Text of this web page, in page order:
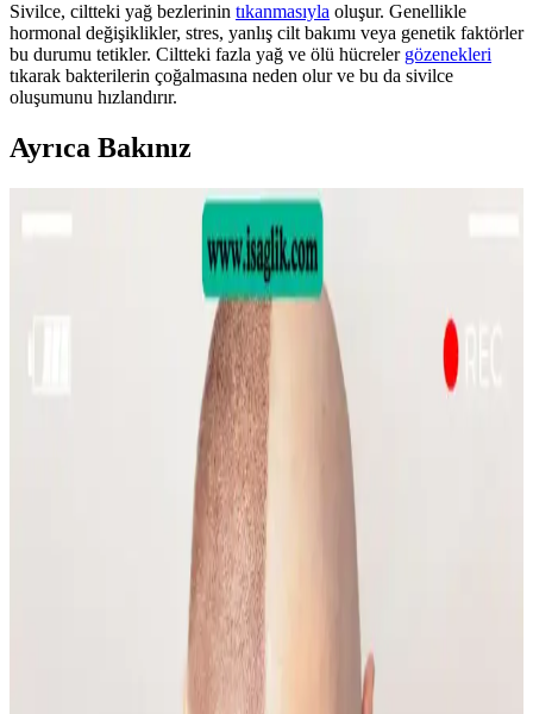
Sivilce, ciltteki yağ bezlerinin tıkanmasıyla oluşur. Genellikle
hormonal değişiklikler, stres, yanlış cilt bakımı veya genetik faktörler
bu durumu tetikler. Ciltteki fazla yağ ve ölü hücreler gözenekleri
tıkarak bakterilerin çoğalmasına neden olur ve bu da sivilce
oluşumunu hızlandırır.
Ayrıca Bakınız
Sülfür Sabunu ile Sırt Aknesi Tedavisi: Etkiler,
Kullanım ve Öneriler
Sülfür sabunu, özellikle mantar kaynaklı sırt aknesinde etkili bir
tedavi seçeneği olarak öne çıkıyor. Kullanım sıklığı ve nemlendirme
önerileri ile cilt sağlığı korunmalı.
Emface Cilt Tedavisi: Yüz Hatları, Yaşlanma ve Cilt
Sağlığı Üzerine Analiz
Emface tedavisi yüz hatlarını belirginleştirirken, bazı kullanıcılar
ciltte hızlı yaşlanma belirtileri gözlemlemektedir. Tedavi etkileri,
yaşlanma ve yaşam tarzı faktörleriyle şekillenmektedir.
Gelin Makyajında Doğallık ve Kalıcılık İçin Temel
İpuçları ve Teknikler
Gelin makyajında doğal görünüm ile profesyonel fotoğraflarda
belirginlik dengelenmeli. Kaş, göz, allık, highlighter ve dudak
uygulamalarında doğru renk ve teknikler kullanılmalı, makyaj